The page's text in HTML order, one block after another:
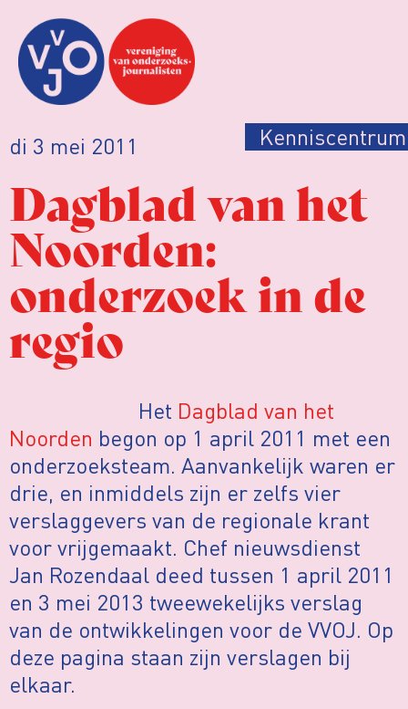
di 3 mei 2011 Kenniscentrum
Dagblad van het
Noorden:
onderzoek in de
regio
Het Dagblad van het
Noorden begon op 1 april 2011 met een
onderzoeksteam. Aanvankelijk waren er
drie, en inmiddels zijn er zelfs vier
verslaggevers van de regionale krant
voor vrijgemaakt. Chef nieuwsdienst
Jan Rozendaal deed tussen 1 april 2011
en 3 mei 2013 tweewekelijks verslag
van de ontwikkelingen voor de VVOJ. Op
deze pagina staan zijn verslagen bij
elkaar.